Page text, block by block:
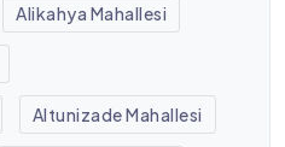
Alikahya Mahallesi
Altunizade Mahallesi